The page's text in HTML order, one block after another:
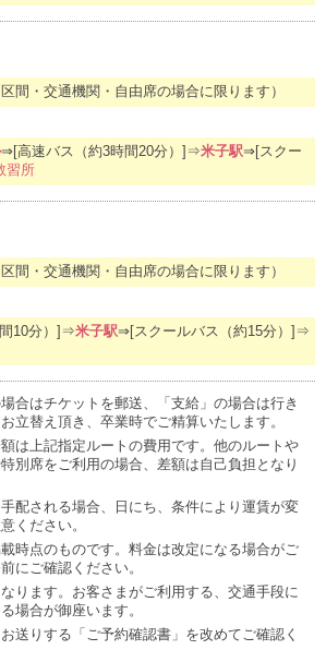
間・交通機関・自由席の場合に限ります）
⇒[高速バス（約3時間20分）]⇒米子駅⇒[スクー
習所
間・交通機関・自由席の場合に限ります）
10分）]⇒米子駅⇒[スクールバス（約15分）]⇒
場合はチケットを郵送、「支給」の場合は行き
立替え頂き、卒業時でご精算いたします。
額は上記指定ルートの費用です。他のルートや
別席をご利用の場合、差額は自己負担となり
配される場合、日にち、条件により運賃が変
ください。
載時点のものです。料金は改定になる場合がご
にご確認ください。
ります。お客さまがご利用する、交通手段に
場合が御座います。
送りする「ご予約確認書」を改めてご確認く